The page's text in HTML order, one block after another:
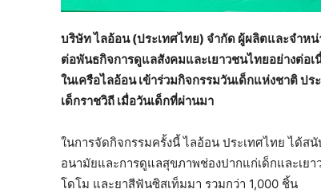
บริษัท ไลอ้อน (ประเทศไทย) จำกัด ผู้ผลิตและจำ
ต่อพันธกิจการดูแลสังคมและเยาวชนไทยอย่างต่
ในเครือไลอ้อน เข้าร่วมกิจกรรมวันเด็กแห่งชาติ
เด็กราชวิถี เมื่อวันเด็กที่ผ่านมา
ในการจัดกิจกรรมครั้งนี้ ไลอ้อน ประเทศไทย ได้
อนามัยและการดูแลสุขภาพช่องปากแก่เด็กและเย
โดโม และยาสีฟันซิสเท็มมา รวมกว่า 1,000 ชิ้น